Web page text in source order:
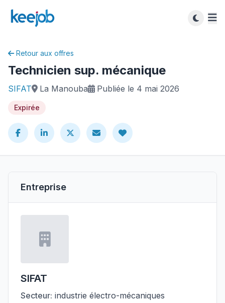
Retour aux offres
Technicien sup. mécanique
SIFAT La Manouba Publiée le 4 mai 2026
Expirée
Entreprise
SIFAT
Secteur: industrie électro-mécaniques